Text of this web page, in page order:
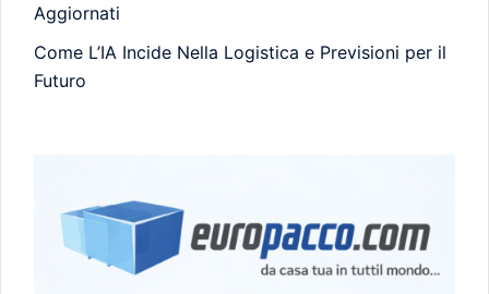
Aggiornati
Come L’IA Incide Nella Logistica e Previsioni per il
Futuro